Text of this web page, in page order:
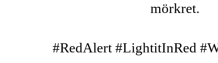
mörkret.
#RedAlert #LightitInRed